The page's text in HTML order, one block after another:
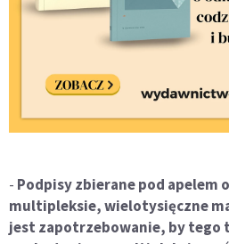
- Podpisy zbierane pod apelem
multipleksie, wielotysięczne
jest zapotrzebowanie, by tego